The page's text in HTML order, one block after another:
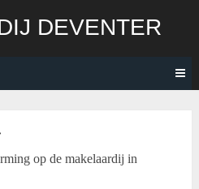
DEVENTER
op de makelaardij in